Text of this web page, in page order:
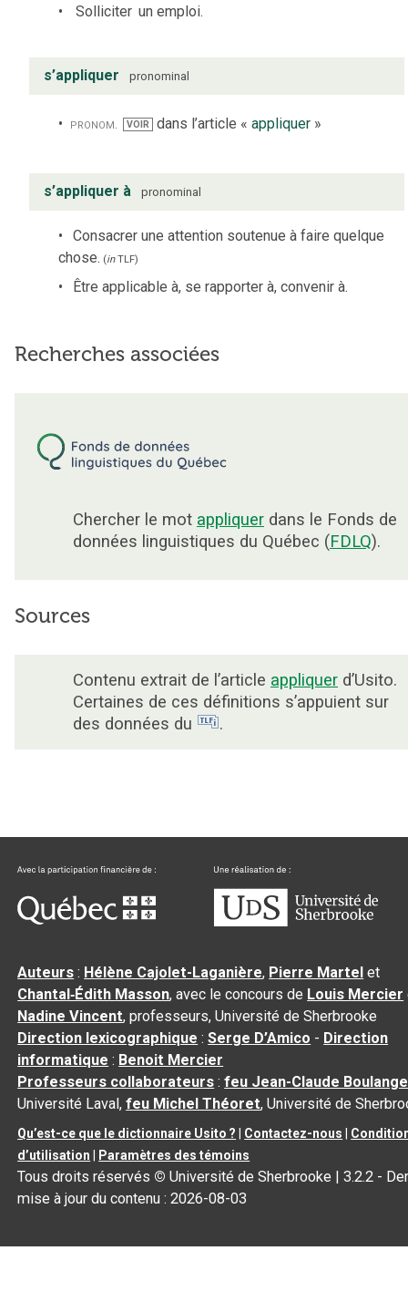
Solliciter un emploi.
s’appliquer pronominal
pronom. VOIR dans l’article « appliquer»
s’appliquer à pronominal
Consacrer une attention soutenue à faire quelque
chose. (inTLF)
Être applicable à, se rapporter à, convenir à.
Recherches associées
Chercher le mot appliquer dans le Fonds de
données linguistiques du Québec (FDLQ).
Sources
Contenu extrait de l’article appliquer d’Usito.
Certaines de ces définitions s’appuient sur
des données du
.
Auteurs : Hélène Cajolet-Laganière, Pierre Martel et
Chantal‑Édith Masson, avec le concours de Louis Mercier
Nadine Vincent, professeurs, Université de Sherbrooke
Direction lexicographique :Serge D’Amico - Direction
informatique : Benoit Mercier
Professeurs collaborateurs :feu Jean-Claude
Université Laval,feu Michel Théoret, Université de
Qu’est-ce que le dictionnaire Usito ? Contactez-nous
d’utilisation
Paramètres des témoins
Tous droits réservés © Université de Sherbrooke |3.2.2 -
mise à jour du contenu :2026-08-03